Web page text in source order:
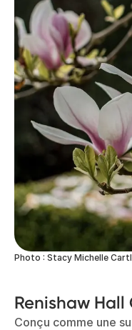
Photo : Stacy Michelle
Renishaw Hall
Conçu comme une